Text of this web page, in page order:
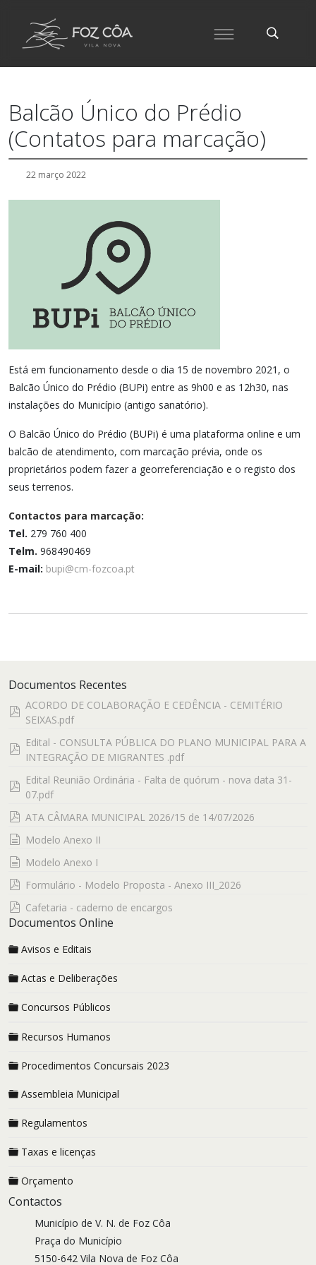
Balcão Único do Prédio
(Contatos para marcação)
22 março 2022
Está em funcionamento desde o dia 15 de novembro 2021, o
Balcão Único do Prédio (BUPi) entre as 9h00 e as 12h30, nas
instalações do Município (antigo sanatório).
O Balcão Único do Prédio (BUPi) é uma plataforma online e um
balcão de atendimento, com marcação prévia, onde os
proprietários podem fazer a georreferenciação e o registo dos
seus terrenos.
Contactos para marcação:
Tel. 279 760 400
Telm. 968490469
E-mail: bupi@cm-fozcoa.pt
Documentos Recentes
pdf
ACORDO DE COLABORAÇÃO E CEDÊNCIA - CEMITÉRIO
SEIXAS.pdf
pdf
Edital - CONSULTA PÚBLICA DO PLANO MUNICIPAL PARA A
INTEGRAÇÃO DE MIGRANTES .pdf
pdf
Edital Reunião Ordinária - Falta de quórum - nova data 31-
07.pdf
pdf
ATA CÂMARA MUNICIPAL 2026/15 de 14/07/2026
documento
Modelo Anexo II
documento
Modelo Anexo I
pdf
Formulário - Modelo Proposta - Anexo III_2026
pdf
Cafetaria - caderno de encargos
Documentos Online
Avisos e Editais
Actas e Deliberações
Concursos Públicos
Recursos Humanos
Procedimentos Concursais 2023
Assembleia Municipal
Regulamentos
Taxas e licenças
Orçamento
Contactos
Município de V. N. de Foz Côa
Praça do Município
5150-642 Vila Nova de Foz Côa